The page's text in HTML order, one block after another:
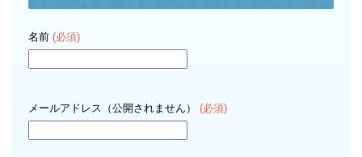
名前 (必須)
メールアドレス（公開されません） (必須)